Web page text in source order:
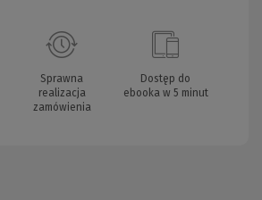
Sprawna
realizacja
zamówienia
Dostęp do
ebooka w 5 minut